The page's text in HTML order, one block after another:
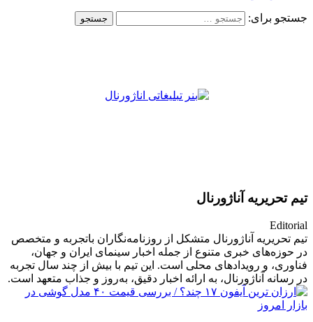
جستجو برای:
تیم تحریریه آناژورنال
Editorial
تیم تحریریه آناژورنال متشکل از روزنامه‌نگاران باتجربه و متخصص
در حوزه‌های خبری متنوع از جمله اخبار سینمای ایران و جهان،
فناوری، و رویدادهای محلی است. این تیم با بیش از چند سال تجربه
در رسانه‌ آناژورنال، به ارائه اخبار دقیق، به‌روز و جذاب متعهد است.